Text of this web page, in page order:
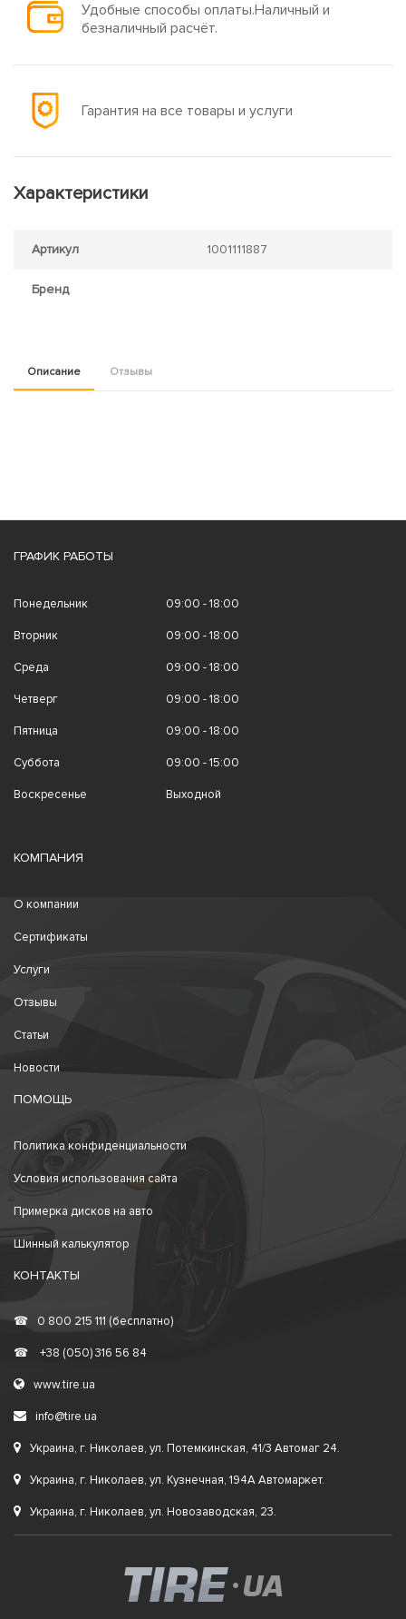
Удобные способы оплаты.Наличный и
безналичный расчёт.
Гарантия на все товары и услуги
Характеристики
Артикул 1001111887
Бренд
Описание Отзывы
ГРАФИК РАБОТЫ
Понедельник 09:00 - 18:00
Вторник 09:00 - 18:00
Среда 09:00 - 18:00
Четверг 09:00 - 18:00
Пятница 09:00 - 18:00
Суббота 09:00 - 15:00
Воскресенье Выходной
КОМПАНИЯ
О компании
Сертификаты
Услуги
Отзывы
Статьи
Новости
ПОМОЩЬ
Политика конфиденциальности
Условия использования сайта
Примерка дисков на авто
Шинный калькулятор
КОНТАКТЫ
☎ 0 800 215 111 (бесплатно)
☎ +38 (050) 316 56 84
www.tire.ua
info@tire.ua
Украина, г. Николаев, ул. Потемкинская, 41/3 Автомаг 24.
Украина, г. Николаев, ул. Кузнечная, 194А Автомаркет.
Украина, г. Николаев, ул. Новозаводская, 23.